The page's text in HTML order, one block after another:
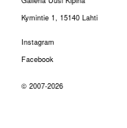
Kymintie 1, 15140 Lahti
Instagram
Facebook
© 2007-2026